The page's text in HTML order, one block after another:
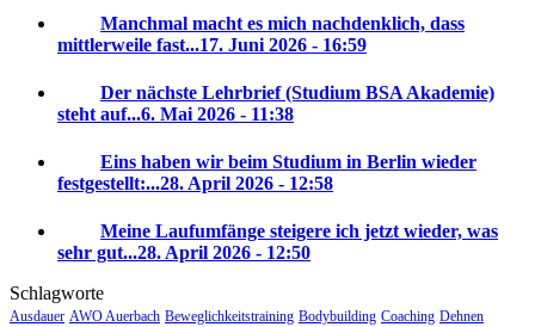
Manchmal macht es mich nachdenklich, dass
mittlerweile fast...17. Juni 2026 - 16:59
Der nächste Lehrbrief (Studium BSA Akademie)
steht auf...6. Mai 2026 - 11:38
Eins haben wir beim Studium in Berlin wieder
festgestellt:...28. April 2026 - 12:58
Meine Laufumfänge steigere ich jetzt wieder, was
sehr gut...28. April 2026 - 12:50
Schlagworte
Ausdauer AWO Auerbach Beweglichkeitstraining Bodybuilding Coaching Dehnen